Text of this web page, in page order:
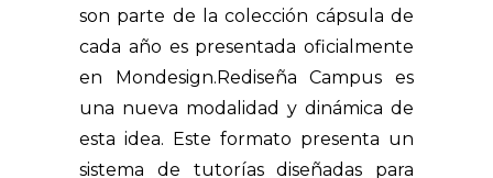
son parte de la colección cápsula de
cada año es presentada oficialmente
en Mondesign.Rediseña Campus es
una nueva modalidad y dinámica de
esta idea. Este formato presenta un
sistema de tutorías diseñadas para